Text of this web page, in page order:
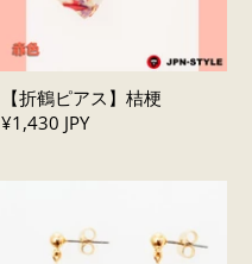
【折鶴ピアス】桔梗
¥1,430 JPY